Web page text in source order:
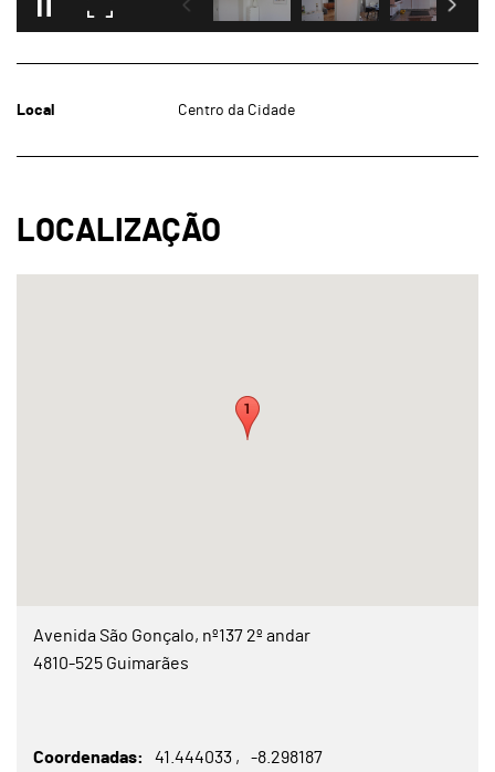
Local Centro da Cidade
Avenida São Gonçalo, nº137 2º andar
4810-525 Guimarães
Coordenadas 41.444033 -8.298187